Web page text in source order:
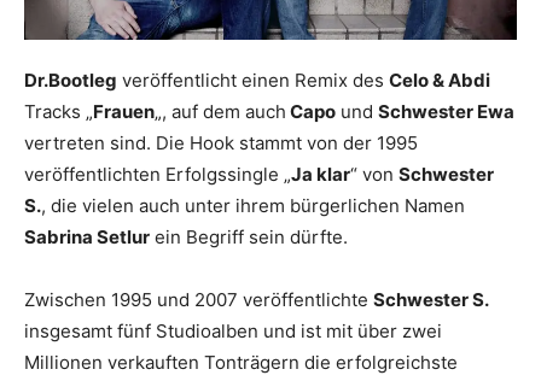
Dr.Bootleg veröffentlicht einen Remix des Celo & Abdi
Tracks „Frauen„, auf dem auch Capo und Schwester Ewa
vertreten sind. Die Hook stammt von der 1995
veröffentlichten Erfolgssingle „Ja klar“ von Schwester
S., die vielen auch unter ihrem bürgerlichen Namen
Sabrina Setlur ein Begriff sein dürfte.
Zwischen 1995 und 2007 veröffentlichte Schwester S.
insgesamt fünf Studioalben und ist mit über zwei
Millionen verkauften Tonträgern die erfolgreichste